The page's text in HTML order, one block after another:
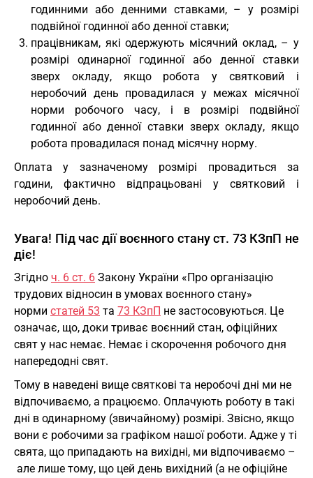
годинними або денними ставками, – у розмірі
подвійної годинної або денної ставки;
працівникам, які одержують місячний оклад, – у
розмірі одинарної годинної або денної ставки
зверх окладу, якщо робота у святковий і
неробочий день провадилася у межах місячної
норми робочого часу, і в розмірі подвійної
годинної або денної ставки зверх окладу, якщо
робота провадилася понад місячну норму.
Оплата у зазначеному розмірі провадиться за
години, фактично відпрацьовані у святковий і
неробочий день.
Увага! Під час дії воєнного стану ст. 73 КЗпП не
діє!
Згідно ч. 6 ст. 6 Закону України «Про організацію
трудових відносин в умовах воєнного стану»
норми статей 53 та 73 КЗпП не застосовуються. Це
означає, що, доки триває воєнний стан, офіційних
свят у нас немає. Немає і скорочення робочого дня
напередодні свят.
Тому в наведені вище святкові та неробочі дні ми не
відпочиваємо, а працюємо. Оплачують роботу в такі
дні в одинарному (звичайному) розмірі. Звісно, якщо
вони є робочими за графіком нашої роботи. Адже у ті
свята, що припадають на вихідні, ми відпочиваємо –
але лише тому, що цей день вихідний (а не офіційне